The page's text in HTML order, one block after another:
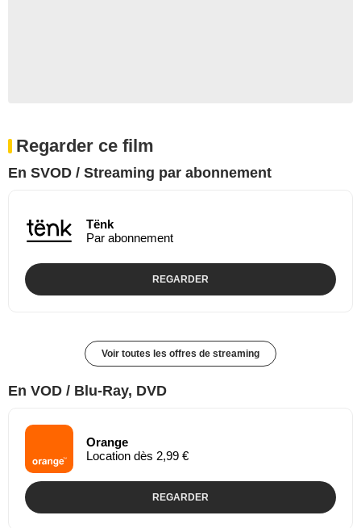
Regarder ce film
En SVOD / Streaming par abonnement
Tënk
Par abonnement
REGARDER
Voir toutes les offres de streaming
En VOD / Blu-Ray, DVD
Orange
Location dès 2,99 €
REGARDER